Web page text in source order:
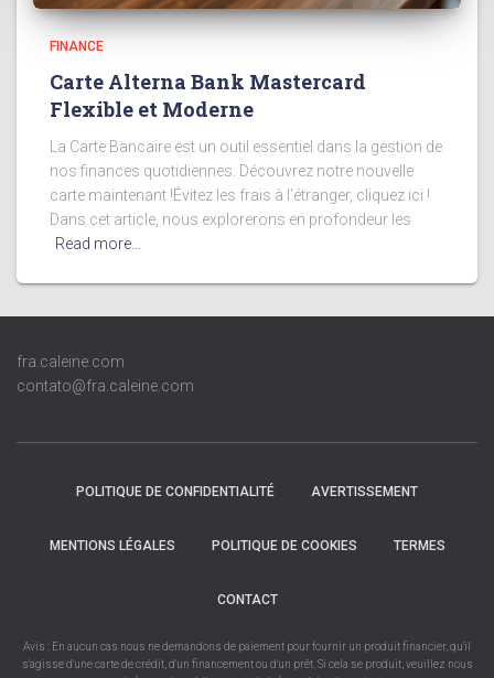
FINANCE
Carte Alterna Bank Mastercard
Flexible et Moderne
La Carte Bancaire est un outil essentiel dans la gestion de
nos finances quotidiennes. Découvrez notre nouvelle
carte maintenant !Évitez les frais à l’étranger, cliquez ici !
Dans cet article, nous explorerons en profondeur les
Read more…
fra.caleine.com
contato@fra.caleine.com
POLITIQUE DE CONFIDENTIALITÉ AVERTISSEMENT
MENTIONS LÉGALES POLITIQUE DE COOKIES TERMES
CONTACT
Avis : En aucun cas nous ne demandons de paiement pour fournir un produit financier, qu'il
s'agisse d'une carte de crédit, d'un financement ou d'un prêt. Si cela se produit, veuillez nous